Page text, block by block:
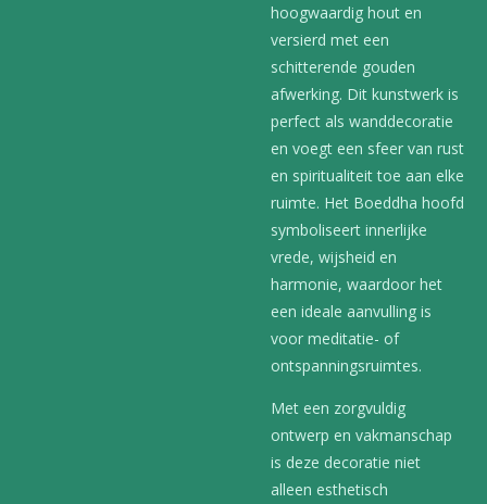
hoogwaardig hout en
versierd met een
schitterende gouden
afwerking. Dit kunstwerk is
perfect als wanddecoratie
en voegt een sfeer van rust
en spiritualiteit toe aan elke
ruimte. Het Boeddha hoofd
symboliseert innerlijke
vrede, wijsheid en
harmonie, waardoor het
een ideale aanvulling is
voor meditatie- of
ontspanningsruimtes.
Met een zorgvuldig
ontwerp en vakmanschap
is deze decoratie niet
alleen esthetisch